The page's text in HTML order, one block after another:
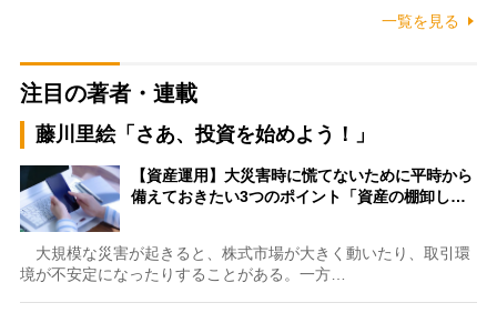
一覧を見る
注目の著者・連載
藤川里絵「さあ、投資を始めよう！」
【資産運用】大災害時に慌てないために平時から
備えておきたい3つのポイント「資産の棚卸し…
大規模な災害が起きると、株式市場が大きく動いたり、取引環
境が不安定になったりすることがある。一方…